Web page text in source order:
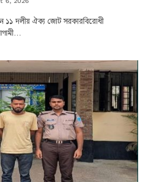
১১ দলীয় ঐক্য জোট সরকারবিরোধী